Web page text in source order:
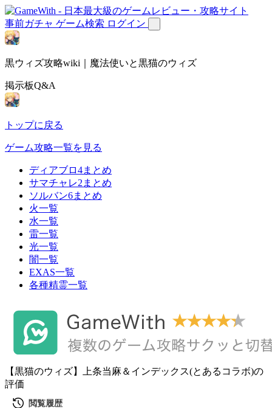
事前ガチャ ゲーム検索 ログイン
黒ウィズ攻略wiki｜魔法使いと黒猫のウィズ
掲示板Q&A
トップに戻る
ゲーム攻略一覧を見る
ディアブロ4まとめ
サマチャレ2まとめ
ソルバン6まとめ
火一覧
水一覧
雷一覧
光一覧
闇一覧
EXAS一覧
各種精霊一覧
【黒猫のウィズ】上条当麻＆インデックス(とあるコラボ)の
評価